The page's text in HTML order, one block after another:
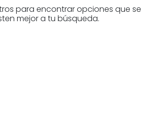
para encontrar opciones que se
mejor a tu búsqueda.